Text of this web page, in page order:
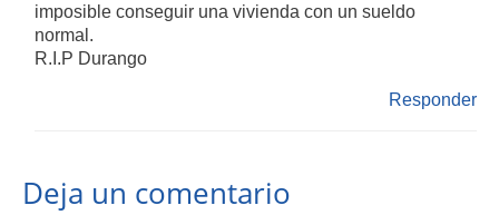
imposible conseguir una vivienda con un sueldo
normal.
R.I.P Durango
Responder
Deja un comentario